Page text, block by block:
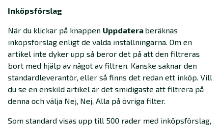
Inköpsförslag
När du klickar på knappen Uppdatera beräknas
inköpsförslag enligt de valda inställningarna. Om en
artikel inte dyker upp så beror det på att den filtreras
bort med hjälp av något av filtren. Kanske saknar den
standardleverantör, eller så finns det redan ett inköp. Vill
du se en enskild artikel är det smidigaste att filtrera på
denna och välja Nej, Nej, Alla på övriga filter.
Som standard visas upp till 500 rader med inköpsförslag,